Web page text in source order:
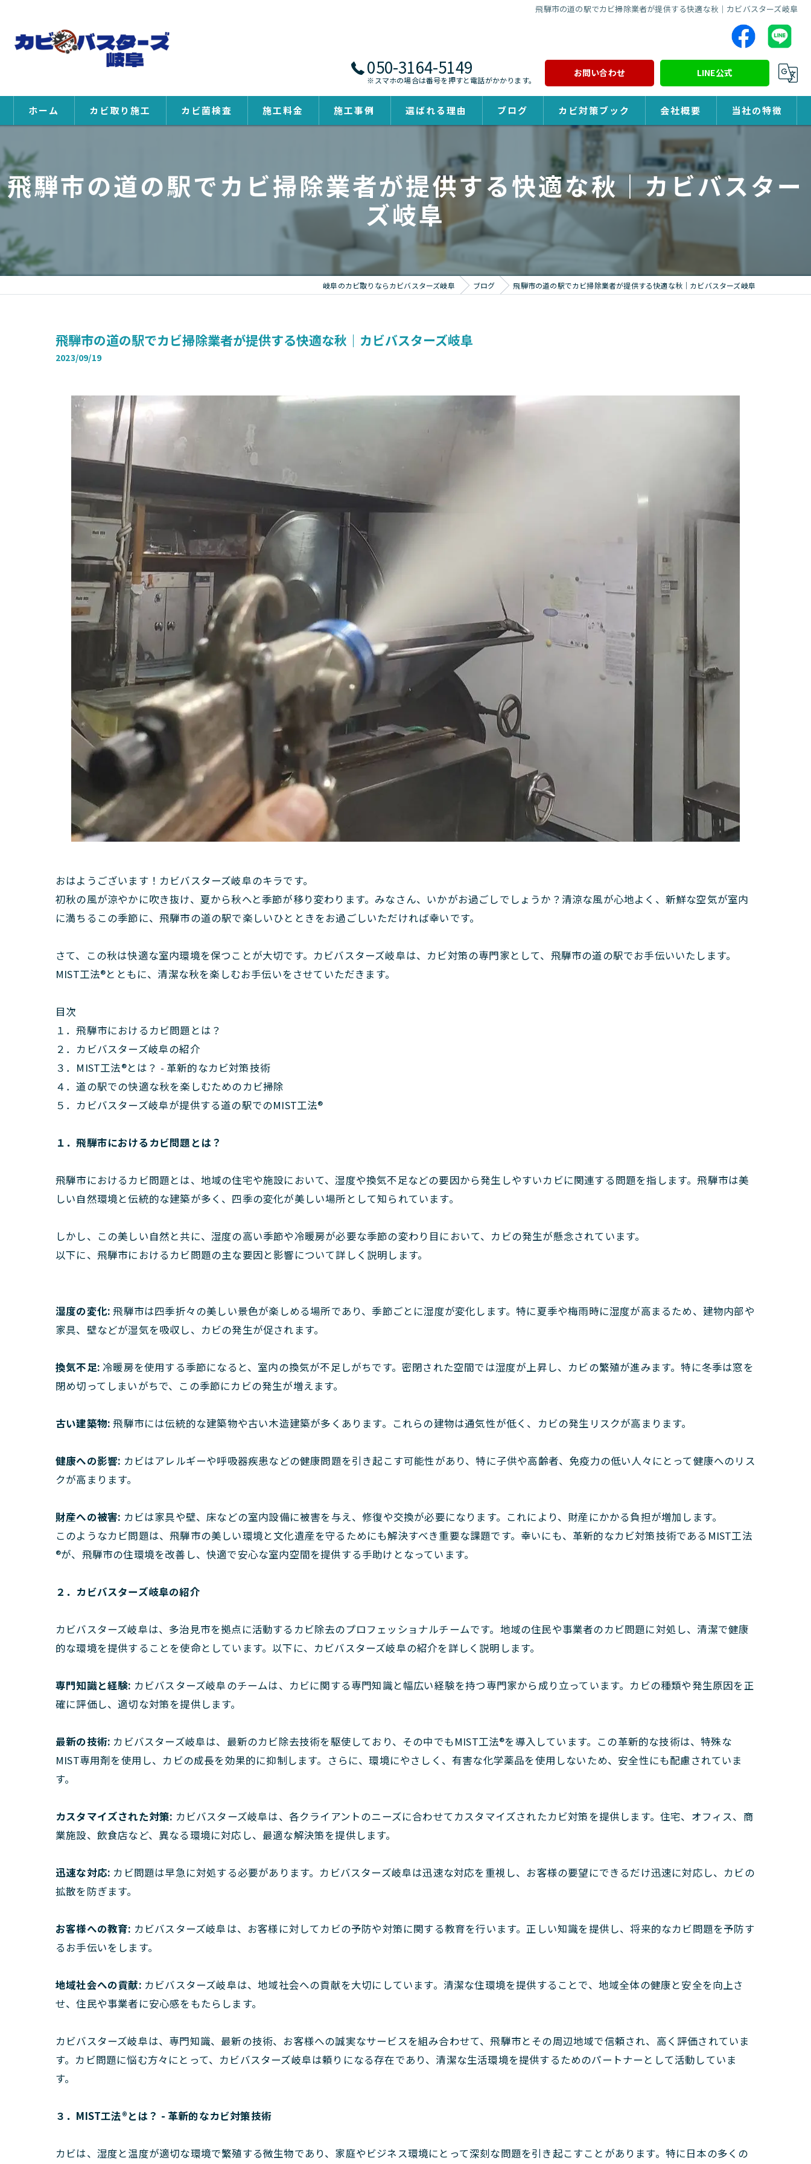
飛騨市の道の駅でカビ掃除業者が提供する快適な秋｜カビバスターズ岐阜
050-3164-5149
※スマホの場合は番号を押すと電話がかかります。
お問い合わせ LINE公式
ホーム カビ取り施工 カビ菌検査 施工料金 施工事例 選ばれる理由 ブログ カビ対策ブック 会社概要 当社の特徴
除カビ
飛騨市の道の駅でカビ掃除業者が提供する快適な秋｜カビバスター
ズ岐阜
岐阜のカビ取りならカビバスターズ岐阜 ブログ 飛騨市の道の駅でカビ掃除業者が提供する快適な秋｜カビバスターズ岐阜
飛騨市の道の駅でカビ掃除業者が提供する快適な秋｜カビバスターズ岐阜
2023/09/19
おはようございます！カビバスターズ岐阜のキラです。
初秋の風が涼やかに吹き抜け、夏から秋へと季節が移り変わります。みなさん、いかがお過ごしでしょうか？清涼な風が心地よく、新鮮な空気が室内
に満ちるこの季節に、飛騨市の道の駅で楽しいひとときをお過ごしいただければ幸いです。
さて、この秋は快適な室内環境を保つことが大切です。カビバスターズ岐阜は、カビ対策の専門家として、飛騨市の道の駅でお手伝いいたします。
MIST工法®とともに、清潔な秋を楽しむお手伝いをさせていただきます。
目次
１．飛騨市におけるカビ問題とは？
２．カビバスターズ岐阜の紹介
３．MIST工法®とは？ - 革新的なカビ対策技術
４．道の駅での快適な秋を楽しむためのカビ掃除
５．カビバスターズ岐阜が提供する道の駅でのMIST工法®
１．飛騨市におけるカビ問題とは？
飛騨市におけるカビ問題とは、地域の住宅や施設において、湿度や換気不足などの要因から発生しやすいカビに関連する問題を指します。飛騨市は美
しい自然環境と伝統的な建築が多く、四季の変化が美しい場所として知られています。
しかし、この美しい自然と共に、湿度の高い季節や冷暖房が必要な季節の変わり目において、カビの発生が懸念されています。
以下に、飛騨市におけるカビ問題の主な要因と影響について詳しく説明します。
湿度の変化: 飛騨市は四季折々の美しい景色が楽しめる場所であり、季節ごとに湿度が変化します。特に夏季や梅雨時に湿度が高まるため、建物内部や
家具、壁などが湿気を吸収し、カビの発生が促されます。
換気不足: 冷暖房を使用する季節になると、室内の換気が不足しがちです。密閉された空間では湿度が上昇し、カビの繁殖が進みます。特に冬季は窓を
閉め切ってしまいがちで、この季節にカビの発生が増えます。
古い建築物: 飛騨市には伝統的な建築物や古い木造建築が多くあります。これらの建物は通気性が低く、カビの発生リスクが高まります。
健康への影響: カビはアレルギーや呼吸器疾患などの健康問題を引き起こす可能性があり、特に子供や高齢者、免疫力の低い人々にとって健康へのリス
クが高まります。
財産への被害: カビは家具や壁、床などの室内設備に被害を与え、修復や交換が必要になります。これにより、財産にかかる負担が増加します。
このようなカビ問題は、飛騨市の美しい環境と文化遺産を守るためにも解決すべき重要な課題です。幸いにも、革新的なカビ対策技術であるMIST工法
®が、飛騨市の住環境を改善し、快適で安心な室内空間を提供する手助けとなっています。
２．カビバスターズ岐阜の紹介
カビバスターズ岐阜は、多治見市を拠点に活動するカビ除去のプロフェッショナルチームです。地域の住民や事業者のカビ問題に対処し、清潔で健康
的な環境を提供することを使命としています。以下に、カビバスターズ岐阜の紹介を詳しく説明します。
専門知識と経験: カビバスターズ岐阜のチームは、カビに関する専門知識と幅広い経験を持つ専門家から成り立っています。カビの種類や発生原因を正
確に評価し、適切な対策を提供します。
最新の技術: カビバスターズ岐阜は、最新のカビ除去技術を駆使しており、その中でもMIST工法®を導入しています。この革新的な技術は、特殊な
MIST専用剤を使用し、カビの成長を効果的に抑制します。さらに、環境にやさしく、有害な化学薬品を使用しないため、安全性にも配慮されていま
す。
カスタマイズされた対策: カビバスターズ岐阜は、各クライアントのニーズに合わせてカスタマイズされたカビ対策を提供します。住宅、オフィス、商
業施設、飲食店など、異なる環境に対応し、最適な解決策を提供します。
迅速な対応: カビ問題は早急に対処する必要があります。カビバスターズ岐阜は迅速な対応を重視し、お客様の要望にできるだけ迅速に対応し、カビの
拡散を防ぎます。
お客様への教育: カビバスターズ岐阜は、お客様に対してカビの予防や対策に関する教育を行います。正しい知識を提供し、将来的なカビ問題を予防す
るお手伝いをします。
地域社会への貢献: カビバスターズ岐阜は、地域社会への貢献を大切にしています。清潔な住環境を提供することで、地域全体の健康と安全を向上さ
せ、住民や事業者に安心感をもたらします。
カビバスターズ岐阜は、専門知識、最新の技術、お客様への誠実なサービスを組み合わせて、飛騨市とその周辺地域で信頼され、高く評価されていま
す。カビ問題に悩む方々にとって、カビバスターズ岐阜は頼りになる存在であり、清潔な生活環境を提供するためのパートナーとして活動していま
す。
３．MIST工法®とは？ - 革新的なカビ対策技術
カビは、湿度と温度が適切な環境で繁殖する微生物であり、家庭やビジネス環境にとって深刻な問題を引き起こすことがあります。特に日本の多くの